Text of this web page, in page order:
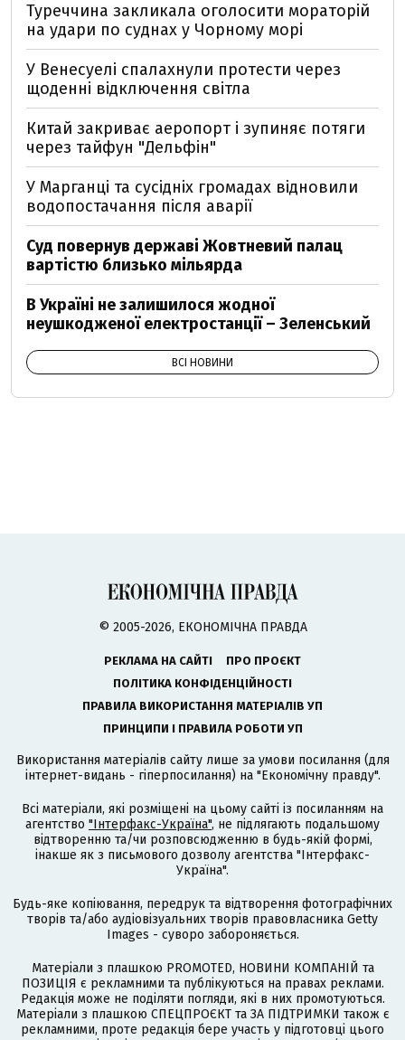
Туреччина закликала оголосити мораторій
на удари по суднах у Чорному морі
У Венесуелі спалахнули протести через
щоденні відключення світла
Китай закриває аеропорт і зупиняє потяги
через тайфун "Дельфін"
У Марганці та сусідніх громадах відновили
водопостачання після аварії
Суд повернув державі Жовтневий палац
вартістю близько мільярда
В Україні не залишилося жодної
неушкодженої електростанції – Зеленський
ВСІ НОВИНИ
© 2005-2026, ЕКОНОМІЧНА ПРАВДА
РЕКЛАМА НА САЙТІ
ПРО ПРОЄКТ
ПОЛІТИКА КОНФІДЕНЦІЙНОСТІ
ПРАВИЛА ВИКОРИСТАННЯ МАТЕРІАЛІВ УП
ПРИНЦИПИ І ПРАВИЛА РОБОТИ УП
Використання матеріалів сайту лише за умови посилання (для
інтернет-видань - гіперпосилання) на "Економічну правду".
Всі матеріали, які розміщені на цьому сайті із посиланням на
агентство "Інтерфакс-Україна", не підлягають подальшому
відтворенню та/чи розповсюдженню в будь-якій формі,
інакше як з письмового дозволу агентства "Інтерфакс-
Україна".
Будь-яке копіювання, передрук та відтворення фотографічних
творів та/або аудіовізуальних творів правовласника Getty
Images - суворо забороняється.
Матеріали з плашкою PROMOTED, НОВИНИ КОМПАНІЙ та
ПОЗИЦІЯ є рекламними та публікуються на правах реклами.
Редакція може не поділяти погляди, які в них промотуються.
Матеріали з плашкою СПЕЦПРОЄКТ та ЗА ПІДТРИМКИ також є
рекламними, проте редакція бере участь у підготовці цього